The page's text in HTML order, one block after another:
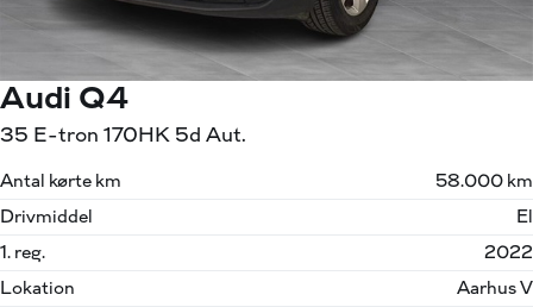
Audi Q4
35 E-tron 170HK 5d Aut.
Antal kørte km
58.000 km
Drivmiddel
El
1. reg.
2022
Lokation
Aarhus V